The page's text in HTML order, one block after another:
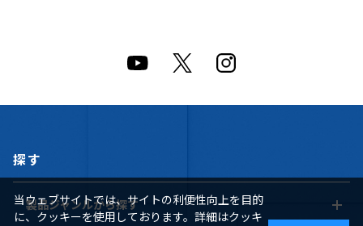
探す
製品ジャンルから探す
当ウェブサイトでは、サイトの利便性向上を目的
に、クッキーを使用しております。詳細はクッキ